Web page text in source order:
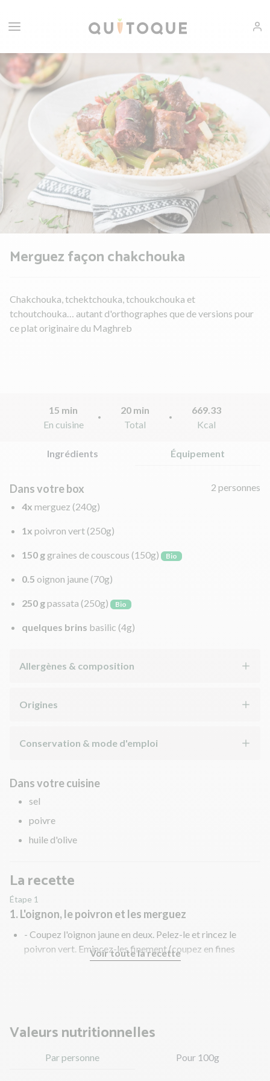
Merguez façon chakchouka
Chakchouka, tchektchouka, tchoukchouka et
tchoutchouka… autant d'orthographes que de versions pour
ce plat originaire du Maghreb
15 min
En cuisine
20 min
Total
669.33
Kcal
Ingrédients Équipement
Dans votre box
2 personnes
4x merguez (240g)
1x poivron vert (250g)
150 g graines de couscous (150g) Bio
0.5 oignon jaune (70g)
250 gpassata (250g) Bio
quelques brins basilic (4g)
Allergènes & composition
Origines
Conservation & mode d'emploi
Dans votre cuisine
sel
poivre
huile d'olive
La recette
Étape 1
1. L'oignon, le poivron et les merguez
- Coupez l'oignon jaune en deux. Pelez-le et rincez le
poivron vert. Emincez-les finement (coupez en fines
Voir toute la recette
Valeurs nutritionnelles
Par personne Pour 100g